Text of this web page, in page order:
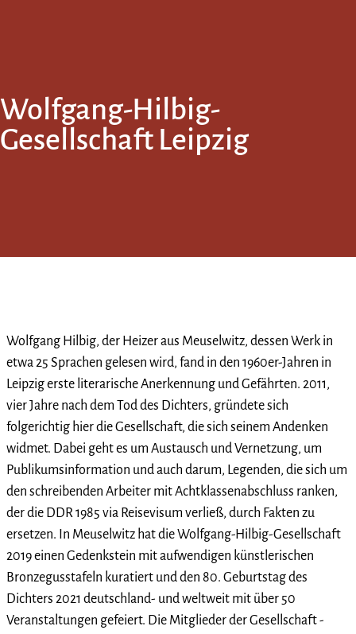
Wolfgang-Hilbig-
Gesellschaft Leipzig
Wolfgang Hilbig, der Heizer aus Meuselwitz, dessen Werk in
etwa 25 Sprachen gelesen wird, fand in den 1960er-Jahren in
Leipzig erste literarische Anerkennung und Gefährten. 2011,
vier Jahre nach dem Tod des Dichters, gründete sich
folgerichtig hier die Gesellschaft, die sich seinem Andenken
widmet. Dabei geht es um Austausch und Vernetzung, um
Publikumsinformation und auch darum, Legenden, die sich um
den schreibenden Arbeiter mit Achtklassenabschluss ranken,
der die DDR 1985 via Reisevisum verließ, durch Fakten zu
ersetzen. In Meuselwitz hat die Wolfgang-Hilbig-Gesellschaft
2019 einen Gedenkstein mit aufwendigen künstlerischen
Bronzegusstafeln kuratiert und den 80. Geburtstag des
Dichters 2021 deutschland- und weltweit mit über 50
Veranstaltungen gefeiert. Die Mitglieder der Gesellschaft -